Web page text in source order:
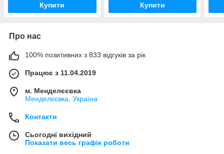
Купити Купити
Про нас
100% позитивних з 833 відгуків за рік
Працює з 11.04.2019
м. Менделєєвка
Менделєєвка, Україна
Контакти
Сьогодні вихідний
Показати весь графік роботи